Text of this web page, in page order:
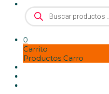
Búsqueda
de
productos
0
Carrito
Productos Carro